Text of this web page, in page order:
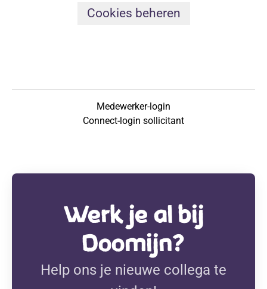
Cookies beheren
Medewerker-login
Connect-login sollicitant
Werk je al bij
Doomijn?
Help ons je nieuwe collega te